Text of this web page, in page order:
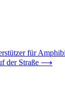
für
der Straße ⟶